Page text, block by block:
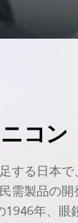
ニコン
する 日本で、
民需製品の開
1946年、 眼